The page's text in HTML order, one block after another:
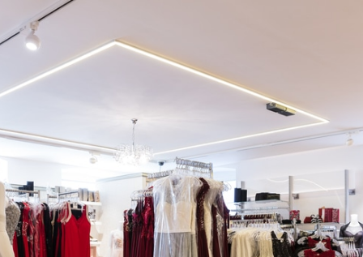
Brautmode, Abendmode & Damenmode in Cham
Willkommen bei Fischer Fashion, Ihrem Fachgeschäft für
Fischer Fashion — Marktplatz 15, 93413 Cham — Tel: